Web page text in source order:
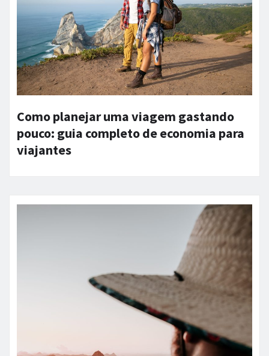
Como planejar uma viagem gastando
pouco: guia completo de economia para
viajantes